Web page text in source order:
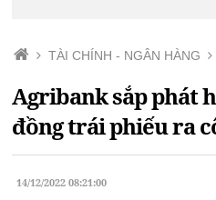
TÀI CHÍNH - NGÂN HÀNG
Agribank sắp phát
đồng trái phiếu ra
14/12/2022 08:21:00